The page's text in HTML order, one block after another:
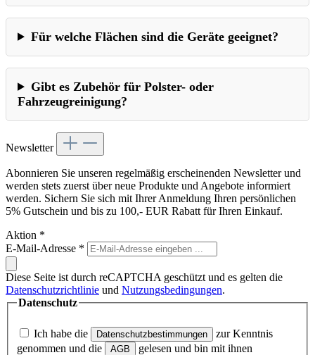
Für welche Flächen sind die Geräte geeignet?
Gibt es Zubehör für Polster- oder
Fahrzeugreinigung?
Newsletter
Abonnieren Sie unseren regelmäßig erscheinenden Newsletter und
werden stets zuerst über neue Produkte und Angebote informiert
werden. Sichern Sie sich mit Ihrer Anmeldung Ihren persönlichen
5% Gutschein und bis zu 100,- EUR Rabatt für Ihren Einkauf.
Aktion *
E-Mail-Adresse *
Diese Seite ist durch reCAPTCHA geschützt und es gelten die
Datenschutzrichtlinie und Nutzungsbedingungen.
Datenschutz
Ich habe die Datenschutzbestimmungen
zur Kenntnis
genommen und die
AGB
gelesen und bin mit ihnen